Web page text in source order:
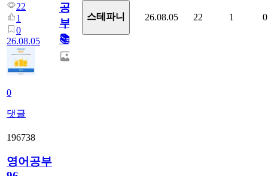
22
1
0
26.08.05
0
댓글
공
부!
📚
스테파니 26.08.05 22 1 0
196738
영어공부